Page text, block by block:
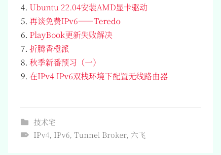
Ubuntu 22.04安装AMD显卡驱动
再谈免费IPv6——Teredo
PlayBook更新失败解决
折腾香橙派
秋季新番预习（一）
在IPv4 IPv6双栈环境下配置无线路由器
技术宅
IPv4, IPv6, Tunnel Broker, 六飞